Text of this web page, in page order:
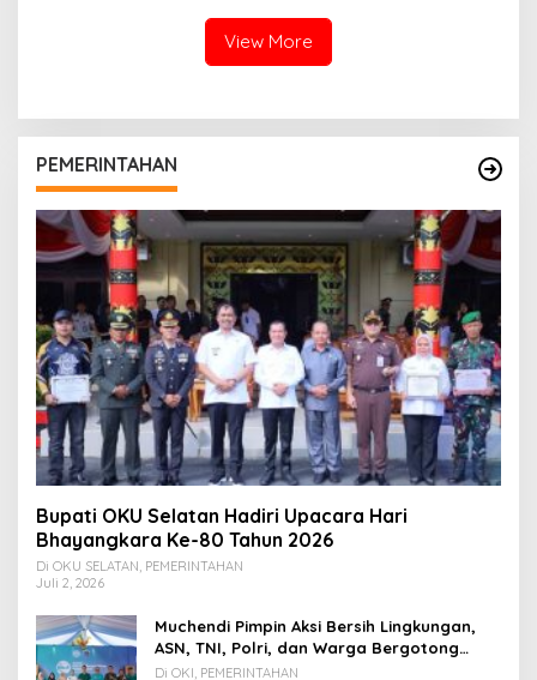
View More
PEMERINTAHAN
Bupati OKU Selatan Hadiri Upacara Hari
Bhayangkara Ke-80 Tahun 2026
Di OKU SELATAN, PEMERINTAHAN
Juli 2, 2026
Muchendi Pimpin Aksi Bersih Lingkungan,
ASN, TNI, Polri, dan Warga Bergotong
Royong
Di OKI, PEMERINTAHAN